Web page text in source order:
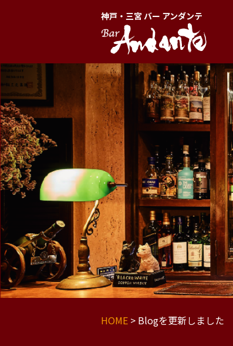
神戸・三宮 バー アンダンテ
HOME > Blogを更新しました